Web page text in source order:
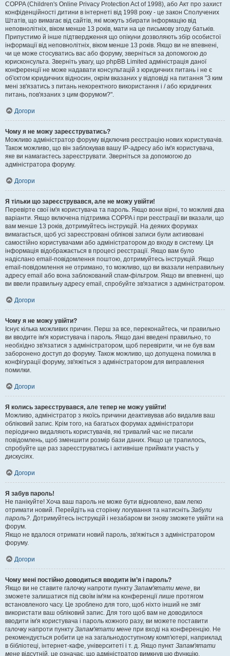
COPPA (Children's Online Privacy Protection Act of 1998), або Акт про захист
конфіденційності дитини в інтернеті від 1998 року - це закон Сполучених
Штатів, що вимагає від сайтів, які можуть збирати інформацію від
неповнолітніх, віком менше 13 років, мати на це письмову згоду батьків.
Припустимо й інше підтвердження що опікуни дозволяють збір особистої
інформації від неповнолітніх, віком менше 13 років. Якщо ви не впевнені,
чи це може стосуватись вас або форуму, зверніться за допомогою до
юрисконсульта. Зверніть увагу, що phpBB Limited адміністрація даної
конференції не може надавати консультацій з юридичних питань і не є
об'єктом юридичних відносин, окрім вказаних у відповіді на питання "З ким
мені зв'язатись з питань некоректного використання і / або юридичних
питань, пов'язаних з цим форумом?".
Догори
Чому я не можу зареєструватись?
Можливо адміністратор форуму відключив реєстрацію нових користувачів.
Також можливо, що він заблокував вашу IP-адресу або ім'я користувача,
яке ви намагаєтесь зареєструвати. Зверніться за допомогою до
адміністратора форуму.
Догори
Я тільки що зареєструвався, але не можу увійти!
Перевірте свої ім'я користувача та пароль. Якщо вони вірні, то можливі два
варіанти. Якщо включена підтримка COPPA і при реєстрації ви вказали, що
вам менше 13 років, дотримуйтесь інструкцій. На деяких форумах
вимагається, щоб усі зареєстровані облікові записи були активовані
самостійно користувачами або адміністратором до входу в систему. Ця
інформація відображається в процесі реєстрації. Якщо вам було
надіслано email-повідомлення поштою, дотримуйтесь інструкцій. Якщо
email-повідомлення не отримано, то можливо, що ви вказали неправильну
адресу email або вона заблокований спам-фільтром. Якщо ви впевнені, що
ви ввели правильну адресу email, спробуйте зв'язатися з адміністратором.
Догори
Чому я не можу увійти?
Існує кілька можливих причин. Перш за все, переконайтесь, чи правильно
ви вводите ім'я користувача і пароль. Якщо дані введені правильно, то
необхідно зв'язатися з адміністратором, щоб перевірити, чи не був вам
заборонено доступ до форуму. Також можливо, що допущена помилка в
конфігурації форуму, зв'яжіться з адміністратором для виправлення
помилки.
Догори
Я колись зареєструвався, але тепер не можу увійти!
Можливо, адміністратор з якоїсь причини деактивував або видалив ваш
обліковий запис. Крім того, на багатьох форумах адміністратори
періодично видаляють користувачів, які тривалий час не писали
повідомлень, щоб зменшити розмір бази даних. Якщо це трапилось,
спробуйте ще раз зареєструватись і активніше приймати участь у
дискусіях.
Догори
Я забув пароль!
Не панікуйте! Хоча ваш пароль не може бути відновлено, вам легко
отримати новий. Перейдіть на сторінку логування та натисніть Забули
пароль?. Дотримуйтесь інструкцій і незабаром ви знову зможете увійти на
форум.
Якщо не вдалося отримати новий пароль, зв'яжіться з адміністратором
форуму.
Догори
Чому мені постійно доводиться вводити ім’я і пароль?
Якщо ви не ставите галочку напроти пункту Запам'ятати мене, ви
зможете залишатися під своїм ім'ям на конференції лише протягом
встановленого часу. Це зроблено для того, щоб ніхто інший не зміг
використати ваш обліковий запис. Для того щоб вам не доводилося
вводити ім'я користувача і пароль кожного разу, ви можете поставити
галочку напроти пункту Запам'ятати мене при вході на конференцію. Не
рекомендується робити це на загальнодоступному комп'ютері, наприклад
в бібліотеці, інтернет-кафе, університеті і т. д. Якщо пункт Запам'ятати
мене відсутній, це означає, що адміністратор вимкнув цю функцію.